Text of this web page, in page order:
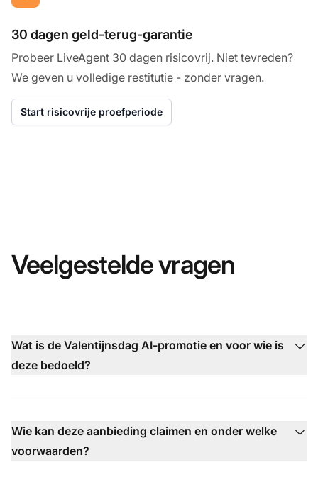
30 dagen geld-terug-garantie
Probeer LiveAgent 30 dagen risicovrij. Niet tevreden?
We geven u volledige restitutie - zonder vragen.
Start risicovrije proefperiode
Veelgestelde vragen
Wat is de Valentijnsdag AI-promotie en voor wie is
deze bedoeld?
Wie kan deze aanbieding claimen en onder welke
voorwaarden?